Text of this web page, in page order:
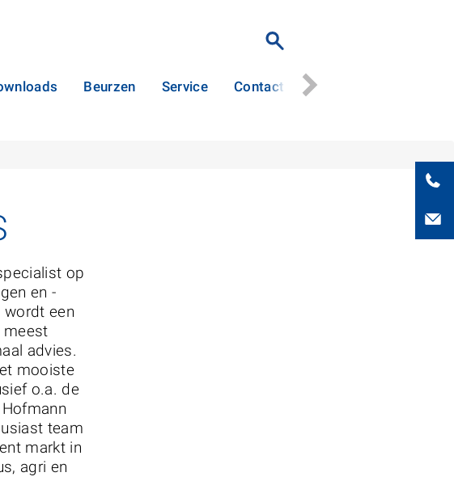
Beurzen Service Contact Stertil Patents
op
en -
wordt een
meest
advies.
mooiste
o.a. de
team
markt in
agri en